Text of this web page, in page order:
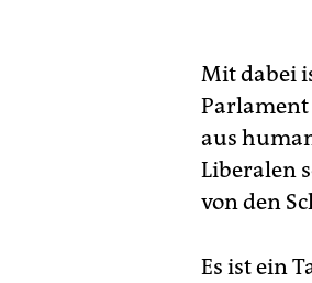
Mit dabei
aus
Liberalen
von den
Es ist ein